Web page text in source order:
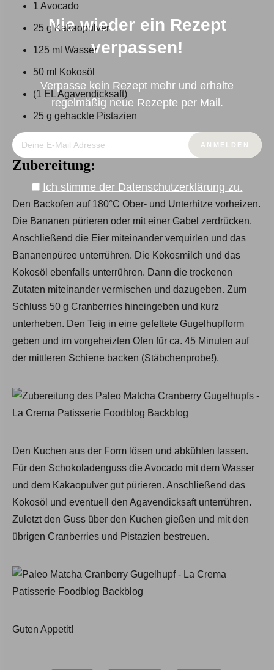
1 Avocado
25 g Kakaopulver
125 ml Wasser
50 ml Kokosöl
(1 EL Agavendicksaft)
25 g gehackte Pistazien
Zubereitung:
Den Backofen auf 180°C Ober- und Unterhitze vorheizen.
Die Bananen pürieren oder mit einer Gabel zerdrücken.
Anschließend die Eier miteinander verquirlen und das
Bananenpüree unterrühren. Die Kokosmilch und das
Kokosöl ebenfalls unterrühren. Dann die trockenen
Zutaten miteinander vermischen und dazugeben. Zum
Schluss 50 g Cranberries hineingeben und kurz
unterheben. Den Teig in eine gefettete Gugelhupfform
geben und im vorgeheizten Ofen für ca. 45 Minuten auf
der mittleren Schiene backen (Stäbchenprobe!).
Den Kuchen aus der Form lösen und abkühlen lassen.
Für den Schokoladenguss die Avocado mit dem Wasser
und dem Kakaopulver gut pürieren. Anschließend das
Kokosöl und eventuell den Agavendicksaft unterrühren.
Zuletzt den Guss über den Kuchen gießen und mit den
übrigen Cranberries und Pistazien bestreuen.
Guten Appetit!
Nie wieder ein Rezept
verpassen!
Verpasse kein Rezept mehr und erhalte
regelmäßig neue Rezepte per Mail.
Ich stimme der Datenschutzerklärung zu.